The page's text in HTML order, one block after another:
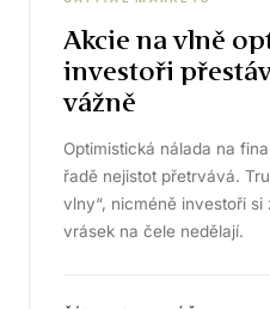
Akcie na vlně
investoři
vážně
Optimistická nálada na
řadě nejistot přetrvává.
vlny“, nicméně investoři
vrásek na čele nedělají.